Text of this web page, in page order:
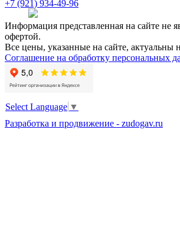
+7 (921) 934-49-96
Информация представленная на сайте не
офертой.
Все цены, указанные на сайте, актуальны
Соглашение на обработку персональных
Select Language ▼
Разработка и продвижение - zudogav.ru